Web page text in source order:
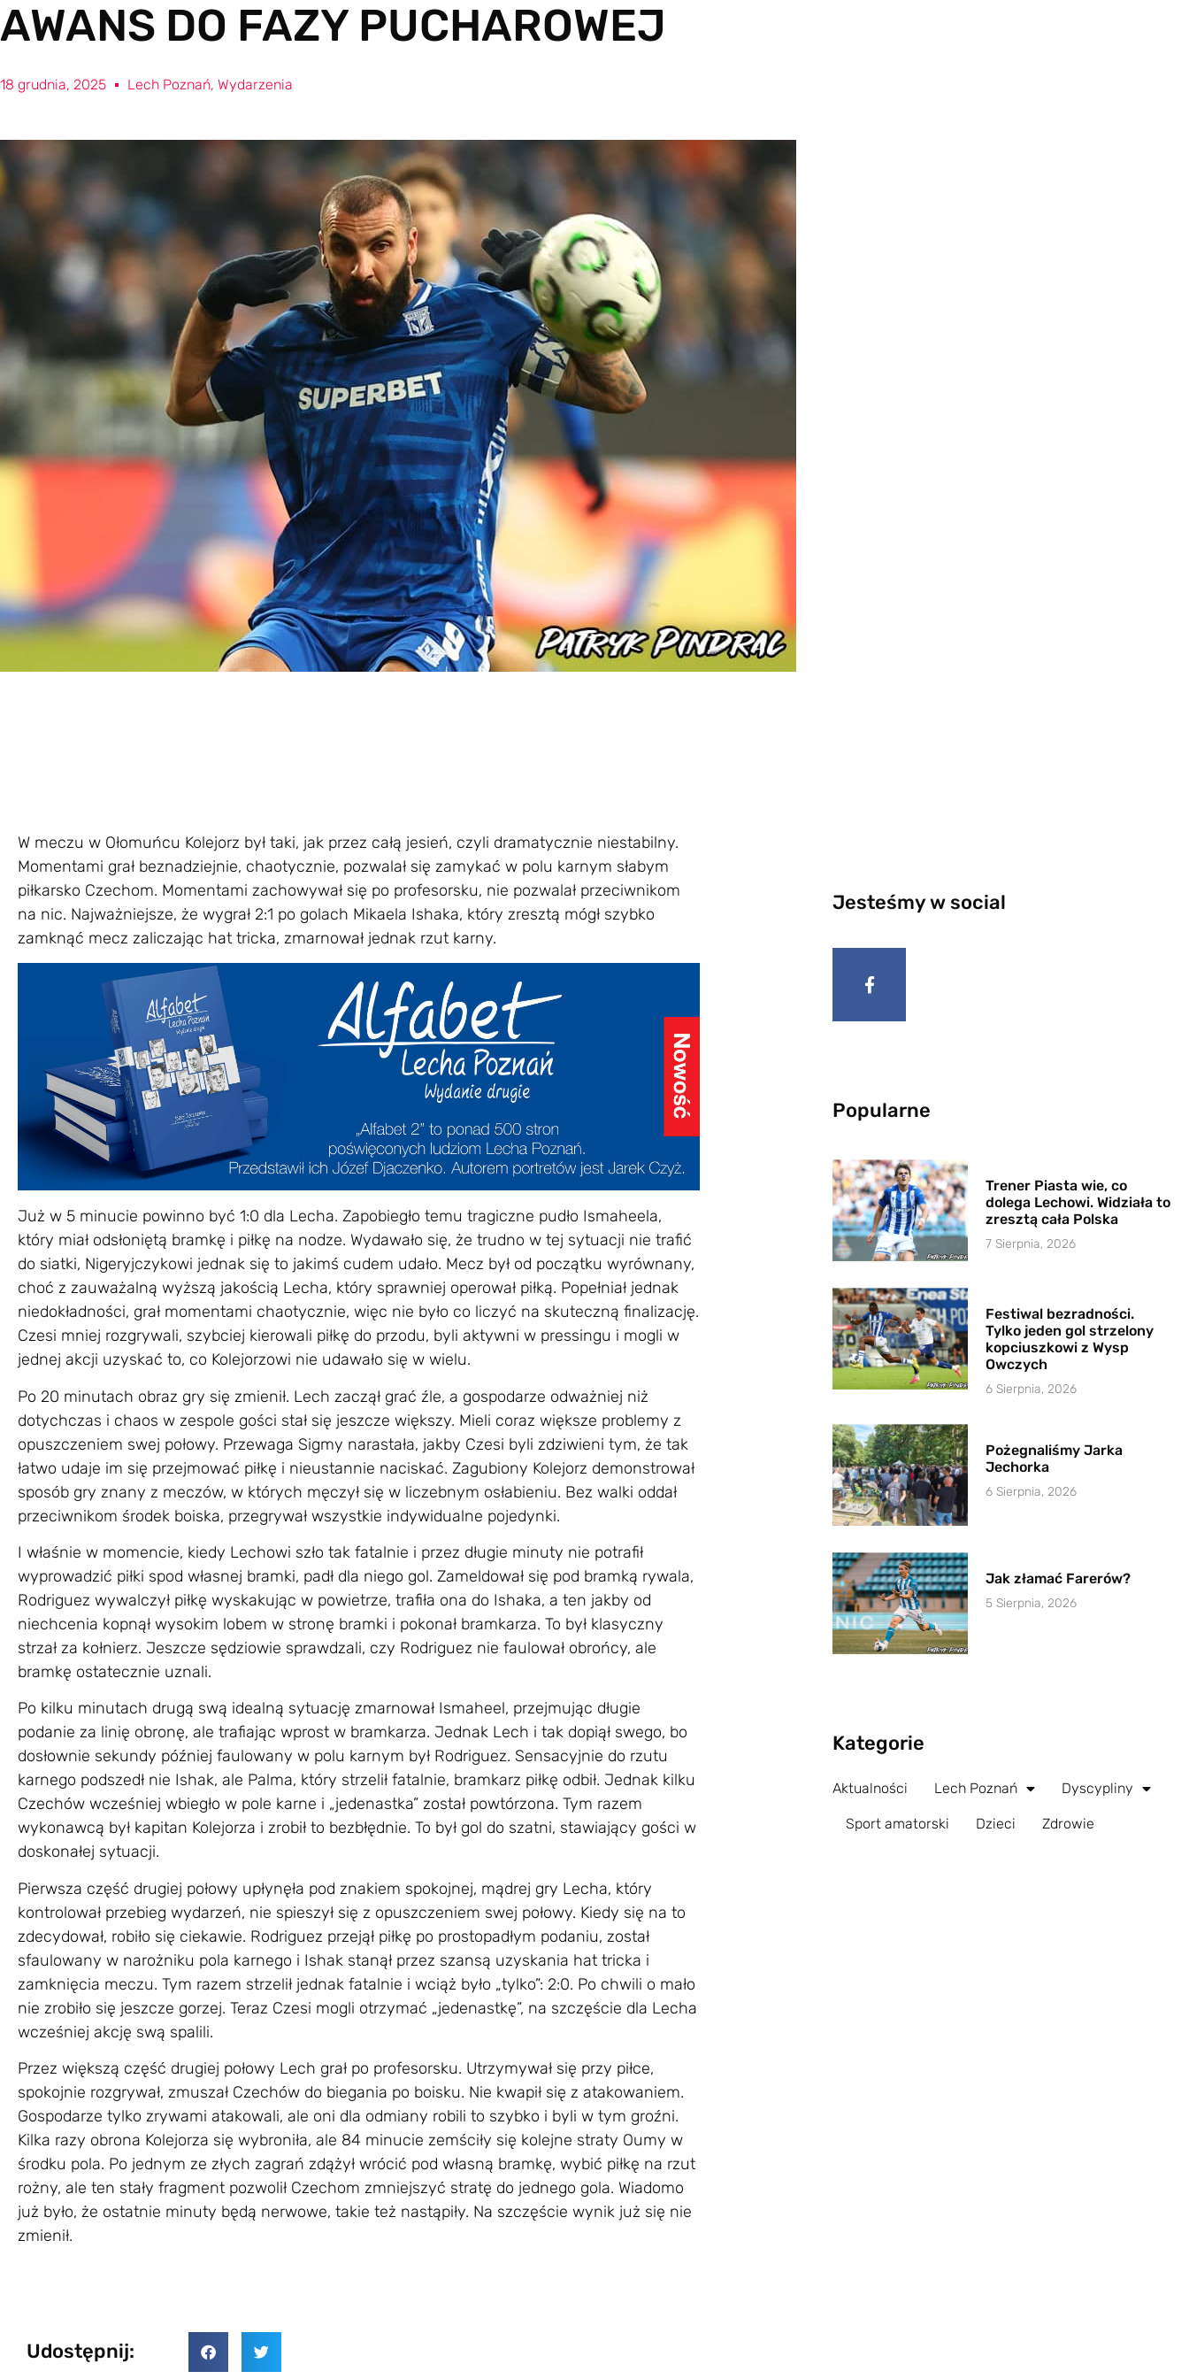
AWANS DO FAZY PUCHAROWEJ
18 grudnia, 2025 Lech Poznań, Wydarzenia
W meczu w Ołomuńcu Kolejorz był taki, jak przez całą jesień, czyli dramatycznie niestabilny.
Momentami grał beznadziejnie, chaotycznie, pozwalał się zamykać w polu karnym słabym
piłkarsko Czechom. Momentami zachowywał się po profesorsku, nie pozwalał przeciwnikom
na nic. Najważniejsze, że wygrał 2:1 po golach Mikaela Ishaka, który zresztą mógł szybko
zamknąć mecz zaliczając hat tricka, zmarnował jednak rzut karny.
Już w 5 minucie powinno być 1:0 dla Lecha. Zapobiegło temu tragiczne pudło Ismaheela,
który miał odsłoniętą bramkę i piłkę na nodze. Wydawało się, że trudno w tej sytuacji nie trafić
do siatki, Nigeryjczykowi jednak się to jakimś cudem udało. Mecz był od początku wyrównany,
choć z zauważalną wyższą jakością Lecha, który sprawniej operował piłką. Popełniał jednak
niedokładności, grał momentami chaotycznie, więc nie było co liczyć na skuteczną finalizację.
Czesi mniej rozgrywali, szybciej kierowali piłkę do przodu, byli aktywni w pressingu i mogli w
jednej akcji uzyskać to, co Kolejorzowi nie udawało się w wielu.
Po 20 minutach obraz gry się zmienił. Lech zaczął grać źle, a gospodarze odważniej niż
dotychczas i chaos w zespole gości stał się jeszcze większy. Mieli coraz większe problemy z
opuszczeniem swej połowy. Przewaga Sigmy narastała, jakby Czesi byli zdziwieni tym, że tak
łatwo udaje im się przejmować piłkę i nieustannie naciskać. Zagubiony Kolejorz demonstrował
sposób gry znany z meczów, w których męczył się w liczebnym osłabieniu. Bez walki oddał
przeciwnikom środek boiska, przegrywał wszystkie indywidualne pojedynki.
I właśnie w momencie, kiedy Lechowi szło tak fatalnie i przez długie minuty nie potrafił
wyprowadzić piłki spod własnej bramki, padł dla niego gol. Zameldował się pod bramką rywala,
Rodriguez wywalczył piłkę wyskakując w powietrze, trafiła ona do Ishaka, a ten jakby od
niechcenia kopnął wysokim lobem w stronę bramki i pokonał bramkarza. To był klasyczny
strzał za kołnierz. Jeszcze sędziowie sprawdzali, czy Rodriguez nie faulował obrońcy, ale
bramkę ostatecznie uznali.
Po kilku minutach drugą swą idealną sytuację zmarnował Ismaheel, przejmując długie
podanie za linię obronę, ale trafiając wprost w bramkarza. Jednak Lech i tak dopiął swego, bo
dosłownie sekundy później faulowany w polu karnym był Rodriguez. Sensacyjnie do rzutu
karnego podszedł nie Ishak, ale Palma, który strzelił fatalnie, bramkarz piłkę odbił. Jednak kilku
Czechów wcześniej wbiegło w pole karne i „jedenastka” został powtórzona. Tym razem
wykonawcą był kapitan Kolejorza i zrobił to bezbłędnie. To był gol do szatni, stawiający gości w
doskonałej sytuacji.
Pierwsza część drugiej połowy upłynęła pod znakiem spokojnej, mądrej gry Lecha, który
kontrolował przebieg wydarzeń, nie spieszył się z opuszczeniem swej połowy. Kiedy się na to
zdecydował, robiło się ciekawie. Rodriguez przejął piłkę po prostopadłym podaniu, został
sfaulowany w narożniku pola karnego i Ishak stanął przez szansą uzyskania hat tricka i
zamknięcia meczu. Tym razem strzelił jednak fatalnie i wciąż było „tylko”: 2:0. Po chwili o mało
nie zrobiło się jeszcze gorzej. Teraz Czesi mogli otrzymać „jedenastkę”, na szczęście dla Lecha
wcześniej akcję swą spalili.
Przez większą część drugiej połowy Lech grał po profesorsku. Utrzymywał się przy piłce,
spokojnie rozgrywał, zmuszał Czechów do biegania po boisku. Nie kwapił się z atakowaniem.
Gospodarze tylko zrywami atakowali, ale oni dla odmiany robili to szybko i byli w tym groźni.
Kilka razy obrona Kolejorza się wybroniła, ale 84 minucie zemściły się kolejne straty Oumy w
środku pola. Po jednym ze złych zagrań zdążył wrócić pod własną bramkę, wybić piłkę na rzut
rożny, ale ten stały fragment pozwolił Czechom zmniejszyć stratę do jednego gola. Wiadomo
już było, że ostatnie minuty będą nerwowe, takie też nastąpiły. Na szczęście wynik już się nie
zmienił.
Udostępnij:
Jesteśmy w social
Popularne
Trener Piasta wie, co
dolega Lechowi. Widziała to
zresztą cała Polska
7 Sierpnia, 2026
Festiwal bezradności.
Tylko jeden gol strzelony
kopciuszkowi z Wysp
Owczych
6 Sierpnia, 2026
Pożegnaliśmy Jarka
Jechorka
6 Sierpnia, 2026
Jak złamać Farerów?
5 Sierpnia, 2026
Kategorie
Aktualności Lech Poznań Dyscypliny
Sport amatorski Dzieci Zdrowie